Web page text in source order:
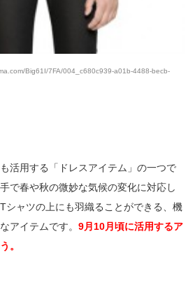
Big61I/7FA/004_c680c939-a01b-4488-becb-
活用する「ドレスアイテム」の一つで
で春や秋の微妙な気候の変化に対応し
シャツの上にも羽織ることができる、機
アイテムです。 9月10月頃に活用するア
。